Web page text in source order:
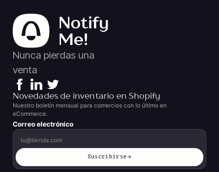
Nunca pierdas una
venta
Novedades de inventario en Shopify
Nuestro boletín mensual para comercios con lo último en
eCommerce.
Correo electrónico
Suscribirse